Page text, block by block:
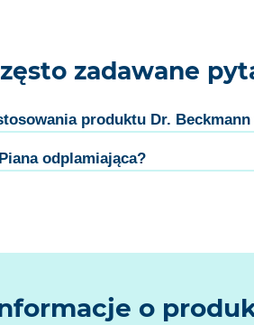
zadawane
produktu Dr.
odplamiająca?
o